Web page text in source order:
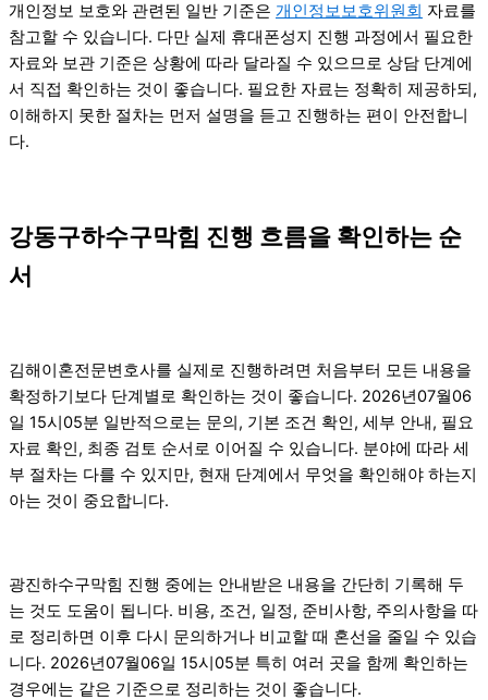
개인정보 보호와 관련된 일반 기준은 개인정보보호위원회 자료를
참고할 수 있습니다. 다만 실제 휴대폰성지 진행 과정에서 필요한
자료와 보관 기준은 상황에 따라 달라질 수 있으므로 상담 단계에
서 직접 확인하는 것이 좋습니다. 필요한 자료는 정확히 제공하되,
이해하지 못한 절차는 먼저 설명을 듣고 진행하는 편이 안전합니
다.
강동구하수구막힘 진행 흐름을 확인하는 순
서
김해이혼전문변호사를 실제로 진행하려면 처음부터 모든 내용을
확정하기보다 단계별로 확인하는 것이 좋습니다. 2026년07월06
일 15시05분 일반적으로는 문의, 기본 조건 확인, 세부 안내, 필요
자료 확인, 최종 검토 순서로 이어질 수 있습니다. 분야에 따라 세
부 절차는 다를 수 있지만, 현재 단계에서 무엇을 확인해야 하는지
아는 것이 중요합니다.
광진하수구막힘 진행 중에는 안내받은 내용을 간단히 기록해 두
는 것도 도움이 됩니다. 비용, 조건, 일정, 준비사항, 주의사항을 따
로 정리하면 이후 다시 문의하거나 비교할 때 혼선을 줄일 수 있습
니다. 2026년07월06일 15시05분 특히 여러 곳을 함께 확인하는
경우에는 같은 기준으로 정리하는 것이 좋습니다.